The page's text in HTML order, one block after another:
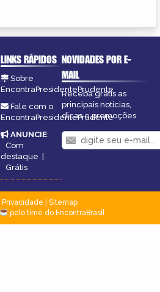
LINKS RÁPIDOS
Sobre
EncontraPresidentePrudente
Fale com o
EncontraPresidentePrudente
ANUNCIE:
Com
destaque |
Grátis
NOVIDADES POR E-
MAIL
Receba grátis as
principais notícias,
dicas e promoções
Privacidade
Sitemap
pelo time do EncontraBrasil